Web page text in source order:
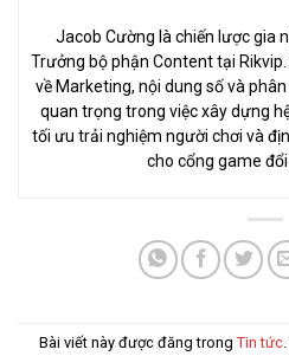
Jacob Cường là chiến lược gia
Trưởng bộ phận Content tại
về Marketing, nội dung số và
quan trọng trong việc xây dựng
tối ưu trải nghiệm người chơi và
cho cổng game đổi
Bài viết này được đăng trong Tin tức